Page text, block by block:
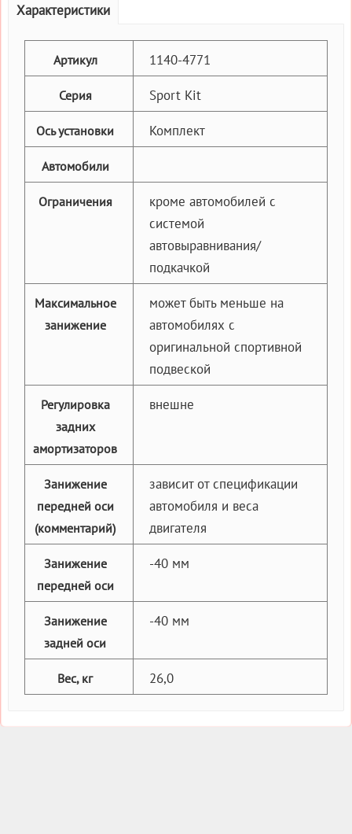
Характеристики
Артикул 1140-4771
Серия Sport Kit
Ось установки Комплект
Автомобили
Ограничения
кроме автомобилей с
системой
автовыравнивания/
подкачкой
Максимальное
занижение
может быть меньше на
автомобилях с
оригинальной спортивной
подвеской
Регулировка
задних
амортизаторов
внешне
Занижение
передней оси
(комментарий)
зависит от спецификации
автомобиля и веса
двигателя
Занижение
передней оси
-40 мм
Занижение
задней оси
-40 мм
Вес, кг 26,0